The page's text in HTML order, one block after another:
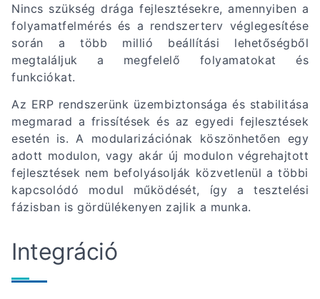
Nincs szükség drága fejlesztésekre, amennyiben a
folyamatfelmérés és a rendszerterv véglegesítése
során a több millió beállítási lehetőségből
megtaláljuk a megfelelő folyamatokat és
funkciókat.
Az ERP rendszerünk üzembiztonsága és stabilitása
megmarad a frissítések és az egyedi fejlesztések
esetén is. A modularizációnak köszönhetően egy
adott modulon, vagy akár új modulon végrehajtott
fejlesztések nem befolyásolják közvetlenül a többi
kapcsolódó modul működését, így a tesztelési
fázisban is gördülékenyen zajlik a munka.
Integráció